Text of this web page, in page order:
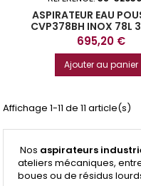
ASPIRATEUR EAU
CVP378BH INOX 78L
Prix
695,20 €
Ajouter au panier
Affichage 1-11 de 11 article(s)
Nos aspirateurs
ateliers mécaniques,
boues ou de résidus